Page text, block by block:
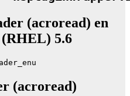
(acroread) en
(RHEL) 5.6
(acroread)